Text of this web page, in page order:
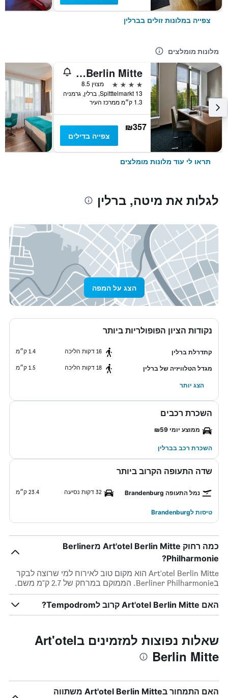
צפייה במלונות זולים בברלין
מלונות מומלצים
Cosmo Hotel Berlin Mitte
4 כוכבים
מצוין 8.5
Spitttelmarkt 13, ברלין, גרמניה
1.3 ק״מ ממרכז העיר
₪357
צפייה בדילים
תראו לי עוד מלונות מומלצים
לגלות את מיטה, ברלין
הצג על המפה
נקודות הציון הפופולריות ביותר
קתדרלת ברלין 16 דקות הליכה 1.4 ק״מ
מגדל הטלוויזיה של ברלין 18 דקות הליכה 1.5 ק״מ
הצג יותר
השכרת רכבים
ממוצע יומי ₪59
השכרת רכב בברלין
שדה התעופה הקרוב ביותר
נמל התעופה Brandenburg 32 דקות נסיעה 23.4 ק״מ
טיסות לBrandenburg
כמה רחוק Art'otel Berlin Mitte מBerliner
Philharmonie?
Art'otel Berlin Mitte הוא מקום טוב לאירוח למי שרוצה לבקר
בBerliner Philharmonie. הממוקם במרחק של 2.7 ק"מ משם.
האם Art'otel Berlin Mitte קרוב לTempodrom?
שאלות נפוצות למזמינים בArt'otel
Berlin Mitte
האם התמחור בArt'otel Berlin Mitte משתווה